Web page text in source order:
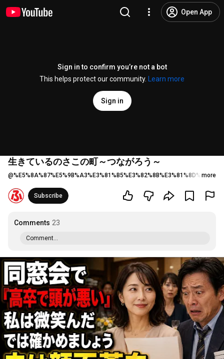
Open App
Sign in to confirm you’re not a bot
This helps protect our community.
Learn more
Sign in
生きているのさこの町～つながろう～
@ more
Subscribe
Comments 23
Comment...